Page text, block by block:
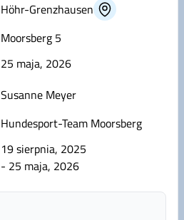
Höhr-Grenzhausen
Moorsberg 5
25 maja, 2026
Susanne Meyer
Hundesport-Team Moorsberg
19 sierpnia, 2025
- 25 maja, 2026